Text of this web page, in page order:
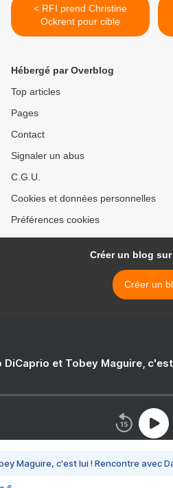
< RFI prend Christine
Ockrent pour cible
Hébergé par Overblog
Top articles
Pages
Contact
Signaler un abus
C.G.U.
Cookies et données personnelles
Préférences cookies
Créer un blog
Créer un
DiCaprio et Tobey Maguire,
Maguire, c'est lui ! Rencontre avec